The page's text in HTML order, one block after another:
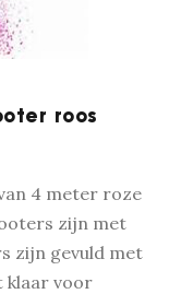
roos
4 meter roze
zijn met
zijn gevuld met
klaar voor